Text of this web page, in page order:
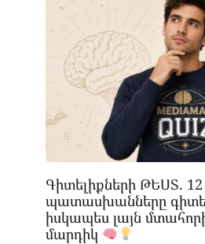
Գիտելիքների ԹԵՍՏ.
պատասխանները
իսկապես լայն
մարդիկ